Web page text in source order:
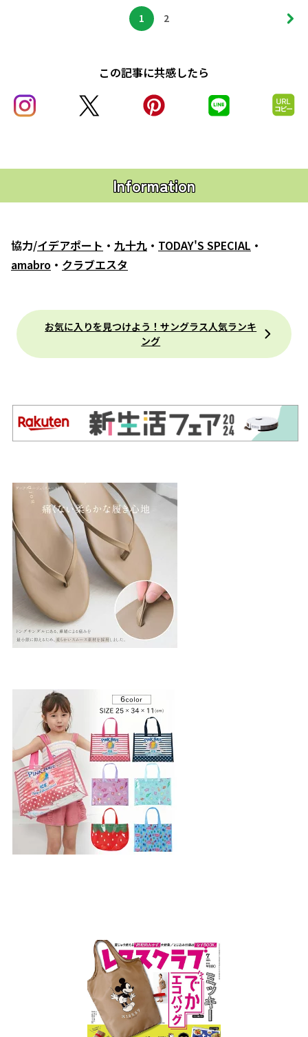
1 2
この記事に共感したら
Information
協力/イデアポート ・ 九十九 ・ TODAY'S SPECIAL ・
amabro ・ クラブエスタ
お気に入りを見つけよう！サングラス人気ランキ
ング